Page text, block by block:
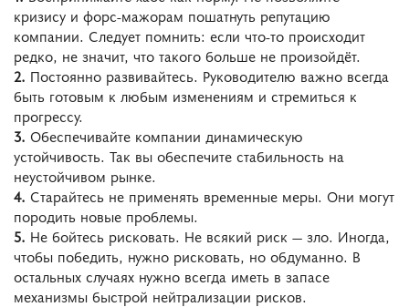
кризису и форс-мажорам пошатнуть репутацию
компании. Следует помнить: если что-то происходит
редко, не значит, что такого больше не произойдёт.
2. Постоянно развивайтесь. Руководителю важно всегда
быть готовым к любым изменениям и стремиться к
прогрессу.
3. Обеспечивайте компании динамическую
устойчивость. Так вы обеспечите стабильность на
неустойчивом рынке.
4. Старайтесь не применять временные меры. Они могут
породить новые проблемы.
5. Не бойтесь рисковать. Не всякий риск — зло. Иногда,
чтобы победить, нужно рисковать, но обдуманно. В
остальных случаях нужно всегда иметь в запасе
механизмы быстрой нейтрализации рисков.